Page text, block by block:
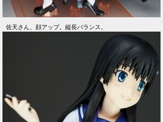
佐天さん、顔アップ。縦長バランス。